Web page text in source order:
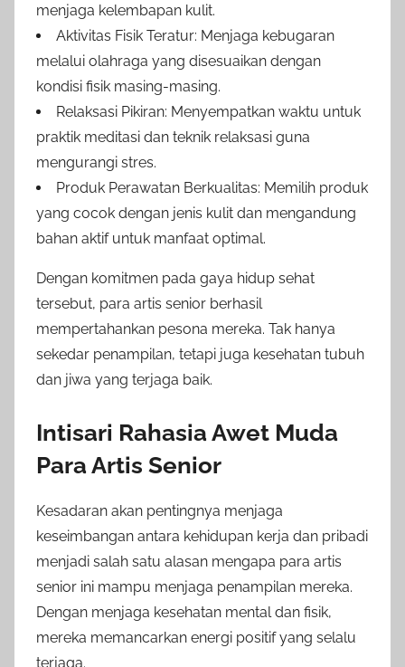
menjaga kelembapan kulit.
Aktivitas Fisik Teratur: Menjaga kebugaran
melalui olahraga yang disesuaikan dengan
kondisi fisik masing-masing.
Relaksasi Pikiran: Menyempatkan waktu untuk
praktik meditasi dan teknik relaksasi guna
mengurangi stres.
Produk Perawatan Berkualitas: Memilih produk
yang cocok dengan jenis kulit dan mengandung
bahan aktif untuk manfaat optimal.
Dengan komitmen pada gaya hidup sehat
tersebut, para artis senior berhasil
mempertahankan pesona mereka. Tak hanya
sekedar penampilan, tetapi juga kesehatan tubuh
dan jiwa yang terjaga baik.
Intisari Rahasia Awet Muda
Para Artis Senior
Kesadaran akan pentingnya menjaga
keseimbangan antara kehidupan kerja dan pribadi
menjadi salah satu alasan mengapa para artis
senior ini mampu menjaga penampilan mereka.
Dengan menjaga kesehatan mental dan fisik,
mereka memancarkan energi positif yang selalu
terjaga.